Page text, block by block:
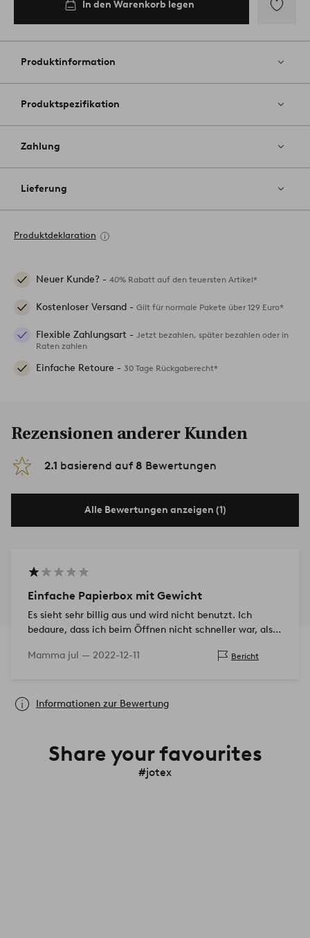
In den Warenkorb legen
Favoriten
Produktinformation
Produktspezifikation
Zahlung
Lieferung
Produktdeklaration
Neuer Kunde? - 40% Rabatt auf den teuersten Artikel*
Kostenloser Versand - Gilt für normale Pakete über 129 Euro*
Flexible Zahlungsart - Jetzt bezahlen, später bezahlen oder in
Raten zahlen
Einfache Retoure - 30 Tage Rückgaberecht*
Rezensionen anderer Kunden
2.1 basierend auf 8 Bewertungen
Alle Bewertungen anzeigen (1)
Einfache Papierbox mit Gewicht
Es sieht sehr billig aus und wird nicht benutzt. Ich
bedaure, dass ich beim Öffnen nicht schneller war, also
Mamma jul — 2022-12-11 Bericht
Informationen zur Bewertung
Share your favourites
#jotex